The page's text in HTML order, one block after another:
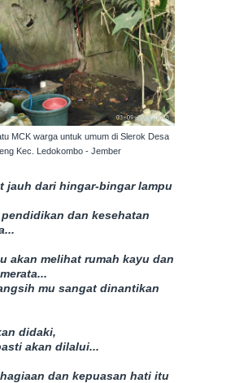
MCK warga untuk umum di Slerok Desa
Kec. Ledokombo - Jember
jauh dari hingar-bingar lampu
dan kesehatan
akan melihat rumah kayu dan
mu sangat dinantikan
didaki,
akan dilalui...
dan kepuasan hati itu